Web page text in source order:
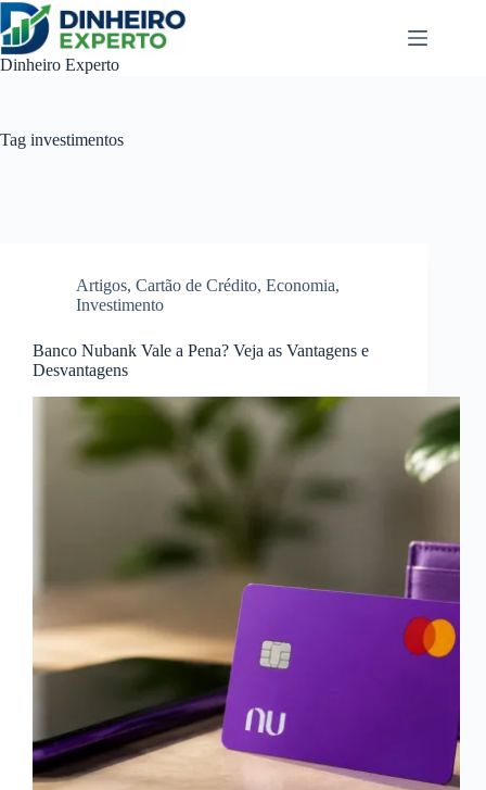
Pular
para
o
conteúdo
Dinheiro Experto
Tag investimentos
Artigos, Cartão de Crédito, Economia,
Investimento
Banco Nubank Vale a Pena? Veja as Vantagens e
Desvantagens